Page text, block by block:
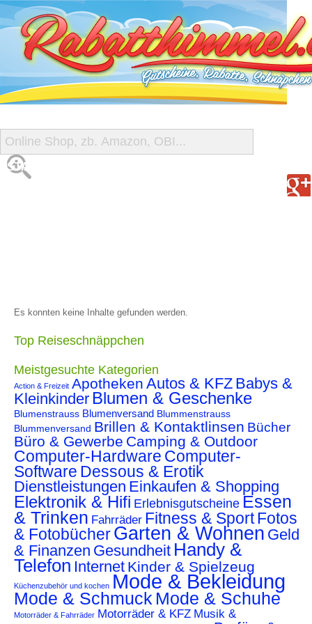
START
Es konnten keine Inhalte gefunden werden.
Top Reiseschnäppchen
Meistgesuchte Kategorien
Action & Freizeit Apotheken Autos & KFZ Babys &
Kleinkinder Blumen & Geschenke
Blumenstrauss Blumenversand Blummenstrauss
Blummenversand Brillen & Kontaktlinsen Bücher
Büro & Gewerbe Camping & Outdoor
Computer-Hardware Computer-
Software Dessous & Erotik
Dienstleistungen Einkaufen & Shopping
Elektronik & Hifi Erlebnisgutscheine Essen
& Trinken Fahrräder Fitness & SportFotos
& FotobücherGarten & Wohnen Geld
& Finanzen Gesundheit Handy &
Telefon Internet Kinder & Spielzeug
Küchenzubehör und kochen Mode & Bekleidung
Mode & Schmuck Mode & Schuhe
Motorräder & Fahrräder Motorräder & KFZ Musik &